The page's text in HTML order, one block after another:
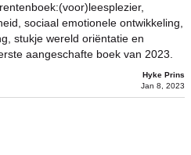
sociaal emotionele ontwikkeling,
stukje wereld oriëntatie en
aangeschafte boek van 2023.
Hyke Prins
Jan 8, 2023